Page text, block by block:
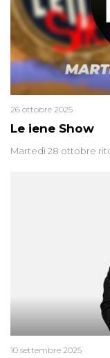
Le iene Show
26 ottobre 2025
Martedì 28 ottobre
10 settembre 2025